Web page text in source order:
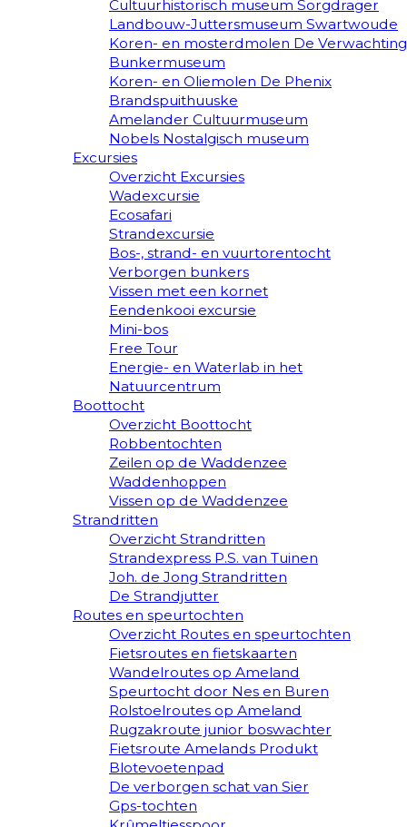
Cultuurhistorisch museum Sorgdrager
Landbouw-Juttersmuseum Swartwoude
Koren- en mosterdmolen De Verwachting
Bunkermuseum
Koren- en Oliemolen De Phenix
Brandspuithuuske
Amelander Cultuurmuseum
Nobels Nostalgisch museum
Excursies
Overzicht Excursies
Wadexcursie
Ecosafari
Strandexcursie
Bos-, strand- en vuurtorentocht
Verborgen bunkers
Vissen met een kornet
Eendenkooi excursie
Mini-bos
Free Tour
Energie- en Waterlab in het
Natuurcentrum
Boottocht
Overzicht Boottocht
Robbentochten
Zeilen op de Waddenzee
Waddenhoppen
Vissen op de Waddenzee
Strandritten
Overzicht Strandritten
Strandexpress P.S. van Tuinen
Joh. de Jong Strandritten
De Strandjutter
Routes en speurtochten
Overzicht Routes en speurtochten
Fietsroutes en fietskaarten
Wandelroutes op Ameland
Speurtocht door Nes en Buren
Rolstoelroutes op Ameland
Rugzakroute junior boswachter
Fietsroute Amelands Produkt
Blotevoetenpad
De verborgen schat van Sier
Gps-tochten